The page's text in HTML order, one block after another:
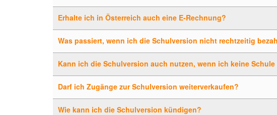
Erhalte ich in Österreich auch eine E-Rechnung?
Was passiert, wenn ich die Schulversion nicht rechtzeitig
Kann ich die Schulversion auch nutzen, wenn ich keine
Darf ich Zugänge zur Schulversion weiterverkaufen?
Wie kann ich die Schulversion kündigen?